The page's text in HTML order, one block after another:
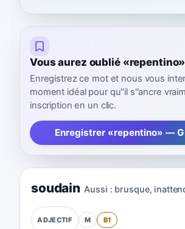
Vous aurez oublié
Enregistrez ce mot et nous vous
moment idéal pour qu''il s''ancre
inscription en un clic.
Enregistrer «repentino» —
soudain Aussi : brusque,
ADJECTIF M B1